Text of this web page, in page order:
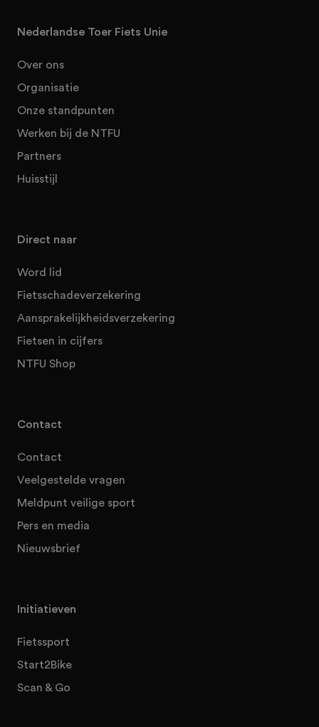
Nederlandse Toer Fiets Unie
Over ons
Organisatie
Onze standpunten
Werken bij de NTFU
Partners
Huisstijl
Direct naar
Word lid
Fietsschadeverzekering
Aansprakelijkheidsverzekering
Fietsen in cijfers
NTFU Shop
Contact
Contact
Veelgestelde vragen
Meldpunt veilige sport
Pers en media
Nieuwsbrief
Initiatieven
Fietssport
Start2Bike
Scan & Go